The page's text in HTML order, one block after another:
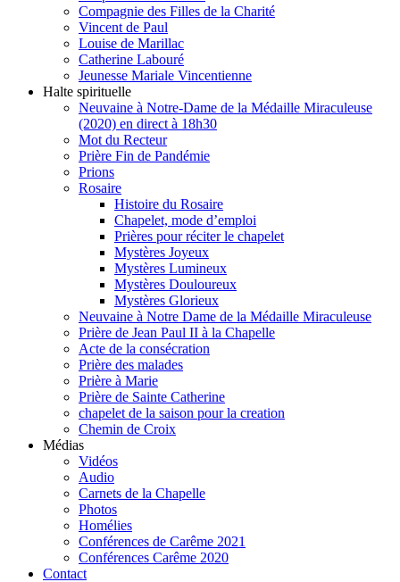
Compagnie des Filles de la Charité
Vincent de Paul
Louise de Marillac
Catherine Labouré
Jeunesse Mariale Vincentienne
Halte spirituelle
Neuvaine à Notre-Dame de la Médaille Miraculeuse
(2020) en direct à 18h30
Mot du Recteur
Prière Fin de Pandémie
Prions
Rosaire
Histoire du Rosaire
Chapelet, mode d’emploi
Prières pour réciter le chapelet
Mystères Joyeux
Mystères Lumineux
Mystères Douloureux
Mystères Glorieux
Neuvaine à Notre Dame de la Médaille Miraculeuse
Prière de Jean Paul II à la Chapelle
Acte de la consécration
Prière des malades
Prière à Marie
Prière de Sainte Catherine
chapelet de la saison pour la creation
Chemin de Croix
Médias
Vidéos
Audio
Carnets de la Chapelle
Photos
Homélies
Conférences de Carême 2021
Conférences Carême 2020
Contact